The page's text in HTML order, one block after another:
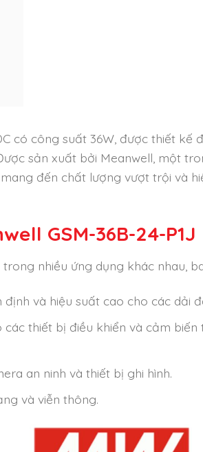
có công suất 36W, được thiết kế
sản xuất bởi Meanwell, một
đến chất lượng vượt trội và
GSM-36B-24-P1J
nhiều ứng dụng khác nhau,
và hiệu suất cao cho các dải
các thiết bị điều khiển và cảm
an ninh và thiết bị ghi hình.
và viễn thông.